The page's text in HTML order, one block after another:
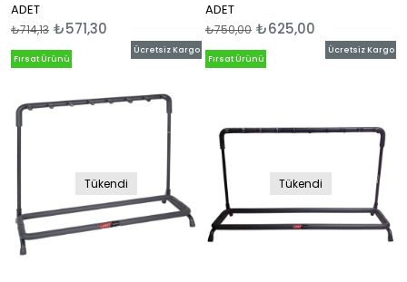
ADET
₺571,30
₺714,13
ADET
₺625,00
₺750,00
Tükendi
Ücretsiz Kargo
Fırsat Ürünü
Tükendi
Ücretsiz Kargo
Fırsat Ürünü